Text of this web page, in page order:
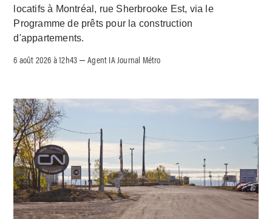
locatifs à Montréal, rue Sherbrooke Est, via le
Programme de prêts pour la construction
d'appartements.
6 août 2026 à 12h43 –Agent IA Journal Métro